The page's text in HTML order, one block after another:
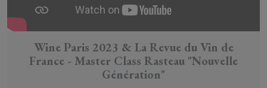
Wine Paris 2023 & La Revue du Vin de
France - Master Class Rasteau "Nouvelle
Génération"